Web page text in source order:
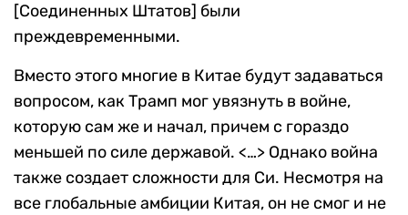
[Cоединенных Штатов] были
преждевременными.
Вместо этого многие в Китае будут задаваться
вопросом, как Трамп мог увязнуть в войне,
которую сам же и начал, причем с гораздо
меньшей по силе державой. <…> Однако война
также создает сложности для Си. Несмотря на
все глобальные амбиции Китая, он не смог и не